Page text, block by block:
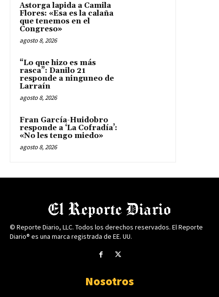
Astorga lapida a Camila
Flores: «Esa es la calaña
que tenemos en el
Congreso»
agosto 8, 2026
“Lo que hizo es más
rasca”: Danilo 21
responde a ninguneo de
Larraín
agosto 8, 2026
Fran García-Huidobro
responde a ‘La Cofradía’:
«No les tengo miedo»
agosto 8, 2026
© Reporte Diario, LLC. Todos los derechos reservados. El Reporte
Diario® es una marca registrada de EE. UU.
Nosotros